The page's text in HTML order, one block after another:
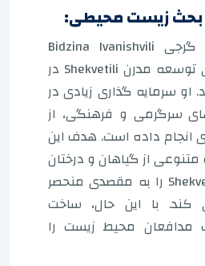
زیست محیطی:
تاجر و سیاستمدار گرجی Bidzina Ivanishvili
نیروی محرکه اصلی توسعه مدرن Shekvetili در
سرمایه گذاری زیادی در
سرگرمی و فرهنگی، از
انجام داده است. هدف این
از گیاهان و درختان
کمیاب است و Shekvetili را به مقصدی منحصر
کند. با این حال، ساخت
مدافعان محیط زیست را